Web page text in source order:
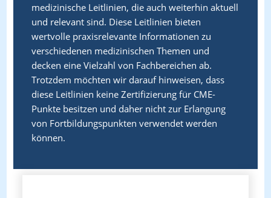
medizinische Leitlinien, die auch weiterhin aktuell
und relevant sind. Diese Leitlinien bieten
wertvolle praxisrelevante Informationen zu
verschiedenen medizinischen Themen und
decken eine Vielzahl von Fachbereichen ab.
Trotzdem möchten wir darauf hinweisen, dass
diese Leitlinien keine Zertifizierung für CME-
Punkte besitzen und daher nicht zur Erlangung
von Fortbildungspunkten verwendet werden
können.